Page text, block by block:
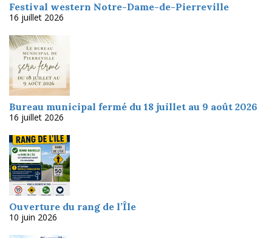
Festival western Notre-Dame-de-Pierreville
16 juillet 2026
Bureau municipal fermé du 18 juillet au 9 août 2026
16 juillet 2026
Ouverture du rang de l’Île
10 juin 2026